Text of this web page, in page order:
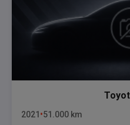
2021 51.000 km